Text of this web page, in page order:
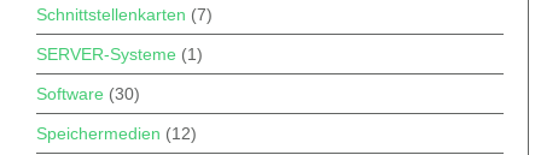
Schnittstellenkarten (7)
SERVER-Systeme (1)
Software (30)
Speichermedien (12)